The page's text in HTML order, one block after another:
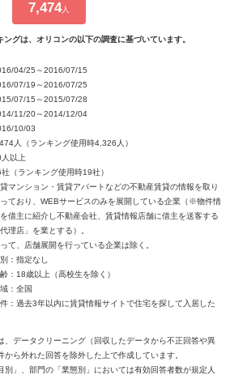
7,474人
グは、オリコンの以下の調査に基づいています。
04/25～2016/07/15
07/19～2016/07/25
07/15～2015/07/28
11/20～2014/12/04
10/03
人（ランキング使用時4,326人）
以上
（ランキング使用時19社）
マンション・賃貸アパートなどの不動産賃貸の情報を取り
ており、WEBサービスのみを展開している企業（※物件情
借主に紹介し不動産会社、賃貸情報店舗に借主を送客する
代理店」を業とする）。
って、店舗展開を行っている企業は除く。
：指定なし
：18歳以上（高校生を除く）
：全国
：過去3年以内に賃貸情報サイトで住宅を探して入居した
データクリーニング（回収したデータから不正回答や異
ら外れた回答を除外した上で作成しています。
」、部門の「業態別」においては有効回答者数が規定人